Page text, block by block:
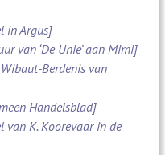
in Argus]
van ‘De Unie’ aan Mimi]
Berdenis van
Handelsblad]
van K. Koorevaar in de